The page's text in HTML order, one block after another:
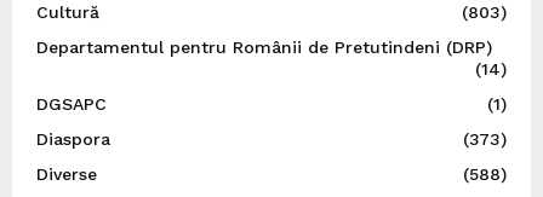
Cultură
(803)
Departamentul pentru Românii de Pretutindeni (DRP)
(14)
DGSAPC
(1)
Diaspora
(373)
Diverse
(588)